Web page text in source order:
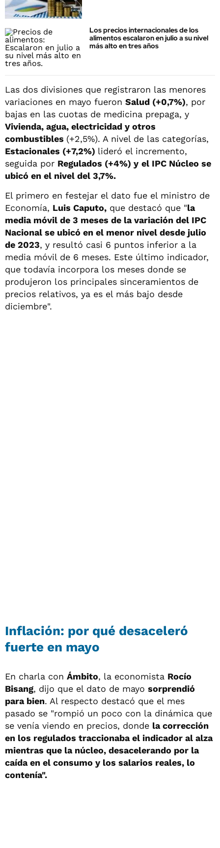
Los precios internacionales de los
alimentos escalaron en julio a su nivel
más alto en tres años
Las dos divisiones que registraron las menores
variaciones en mayo fueron Salud (+0,7%), por
bajas en las cuotas de medicina prepaga, y
Vivienda, agua, electricidad y otros
combustibles (+2,5%). A nivel de las categorías,
Estacionales (+7,2%) lideró el incremento,
seguida por Regulados (+4%) y el IPC Núcleo se
ubicó en el nivel del 3,7%.
El primero en festejar el dato fue el ministro de
Economía, Luis Caputo, que destacó que "la
media móvil de 3 meses de la variación del IPC
Nacional se ubicó en el menor nivel desde julio
de 2023, y resultó casi 6 puntos inferior a la
media móvil de 6 meses. Este último indicador,
que todavía incorpora los meses donde se
produjeron los principales sinceramientos de
precios relativos, ya es el más bajo desde
diciembre".
Inflación: por qué desaceleró
fuerte en mayo
En charla con Ámbito, la economista Rocío
Bisang, dijo que el dato de mayo sorprendió
para bien. Al respecto destacó que el mes
pasado se "rompió un poco con la dinámica que
se venía viendo en precios, donde la corrección
en los regulados traccionaba el indicador al alza
mientras que la núcleo, desacelerando por la
caída en el consumo y los salarios reales, lo
contenía".